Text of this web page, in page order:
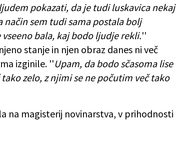
pokazati, da je tudi luskavica nekaj
način sem tudi sama postala bolj
bala, kaj bodo ljudje rekli.''
stanje in njen obraz danes ni več
izginile. ''Upam, da bodo sčasoma lise
zelo, z njimi se ne počutim več tako
na magisterij novinarstva, v prihodnosti